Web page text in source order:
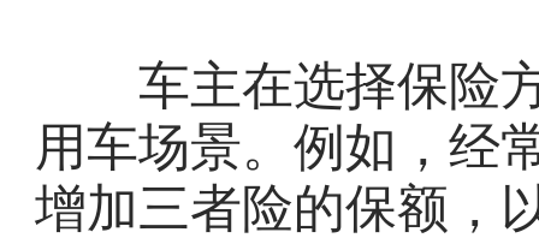
车主在选择保险方
用车场景。例如，经
增加三者险的保额，